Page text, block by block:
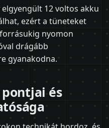
12 voltos akku
ezért a tüneteket
nyomon
drágább
gyanakodna.
és